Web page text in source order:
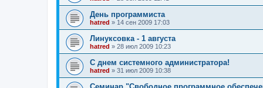
День программиста
hatred » 14 сен 2009 17:03
Линуксовка - 1 августа
hatred » 28 июл 2009 10:23
С днем системного администратора!
hatred » 31 июл 2009 10:38
Семинар "Свободное программное